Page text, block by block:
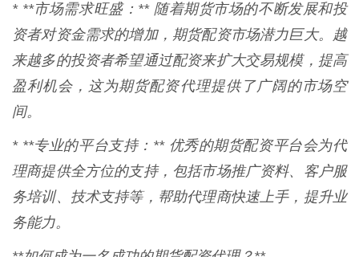
* **市场需求旺盛：** 随着期货市场的不断发展和投
资者对资金需求的增加，期货配资市场潜力巨大。越
来越多的投资者希望通过配资来扩大交易规模，提高
盈利机会，这为期货配资代理提供了广阔的市场空
间。
* **专业的平台支持：** 优秀的期货配资平台会为代
理商提供全方位的支持，包括市场推广资料、客户服
务培训、技术支持等，帮助代理商快速上手，提升业
务能力。